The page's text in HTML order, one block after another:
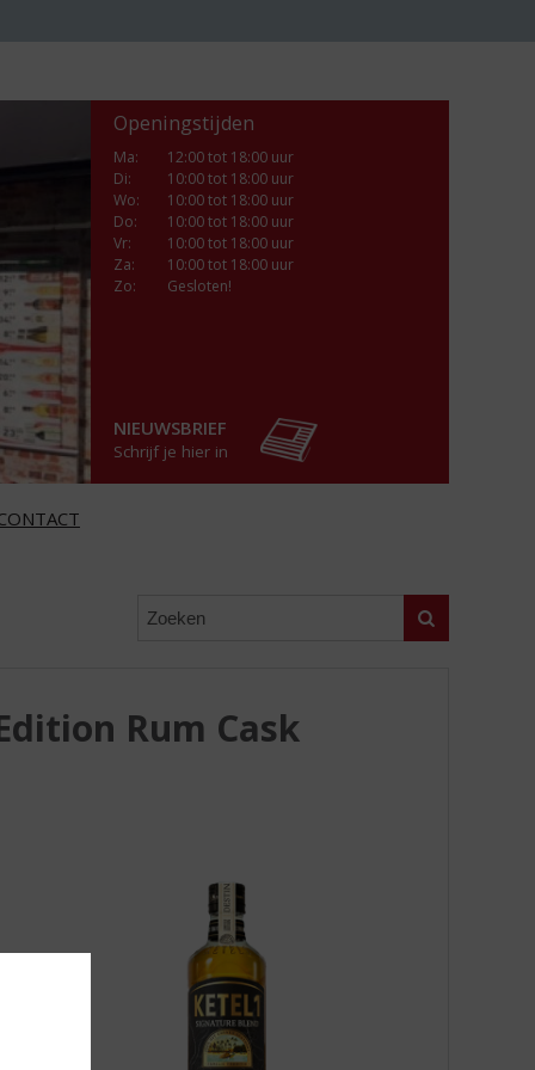
Openingstijden
Ma:
12:00 tot 18:00 uur
Di:
10:00 tot 18:00 uur
Wo:
10:00 tot 18:00 uur
Do:
10:00 tot 18:00 uur
Vr:
10:00 tot 18:00 uur
Za:
10:00 tot 18:00 uur
Zo:
Gesloten!
NIEUWSBRIEF
Schrijf je hier in
Zoeken
Rum Cask